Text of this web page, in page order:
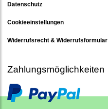
Datenschutz
Cookieeinstellungen
Widerrufsrecht & Widerrufsformular
Zahlungsmöglichkeiten